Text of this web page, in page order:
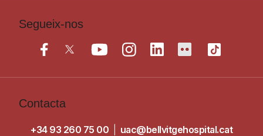
Segueix-nos
Contacta
+34 93 260 75 00 uac@bellvitgehospital.cat